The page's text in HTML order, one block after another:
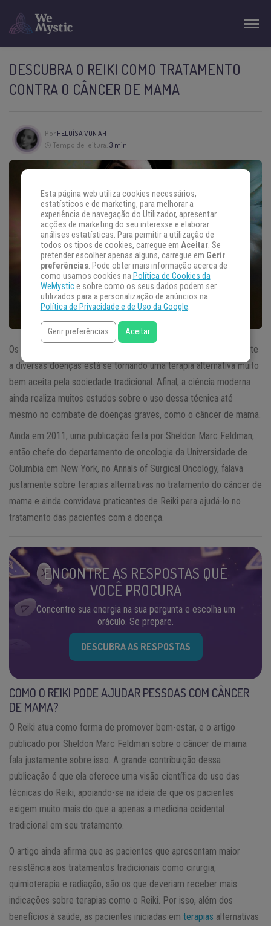
DESCUBRA O REIKI COMO TRATAMENTO
CONTRA O CÂNCER DE MAMA
Por HELOÍSA VON AH
Tempo de leitura: 3 min
Os benefícios do
para a saúde de modo geral e no combate
a diversas doenças está se tornando uma terapia alternativa muito
bem aceita pela sociedade tradicional. Afinal, a ciência moderna
ainda realiza muitos estudos sobre o uso dessa técnica até
mesmo no combate de doenças graves, como o câncer de mama.
Ainda em 2011, uma publicação feita por Sheldon Marc Feldman,
então chefe do departamento de oncologia da Universidade de
Columbia em New York, no Annals of Surgical Oncology, falava
justamente sobre terapias alternativas no tratamento do câncer de
mama e ainda convidava praticantes de Reiki para ajudá-lo no
tratamento das pacientes com a doença.
ENCONTRE AS RESPOSTAS QUE
VOCÊ PROCURA
Concentre sua energia na sua pergunta e escolha um
oráculo. Se prepare.
DESCUBRA AS RESPOSTAS
COMO O REIKI PODE AJUDAR PESSOAS COM CÂNCER
DE MAMA?
O Reiki atua como forma de promover bem-estar, e o artigo
publicado por Sheldon Marc Feldman sobre o câncer de mama
fala justamente sobre isso. A grande contribuição dessa
publicação é que ela oferece uma visão científica do uso das
técnicas do Reiki, apoiando-se na ideia de que os pacientes
exigem muito mais do que a apenas a medicina ocidental
tradicional em seu tratamento.
O artigo ainda afirma que as pacientes que apresentam maior
resistência aos tratamentos tradicionais como cirurgia,
quimioterapia e radiação, são os que deveriam receber mais
indicações sobre terapias como o Reiki. Por isso, além dos
benefícios à saúde, as pacientes iniciadas em terapias alternativas
Esta página web utiliza cookies necessários,
estatísticos e de marketing, para melhorar a
experiência de navegação do Utilizador, apresentar
acções de marketing do seu interesse e elaborar
análises estatísticas. Para permitir a utilização de
todos os tipos de cookies, carregue em Aceitar. Se
pretender escolher apenas alguns, carregue em Gerir
preferências. Pode obter mais informação acerca de
como usamos cookies na Política de Cookies da
WeMystice sobre como os seus dados podem ser
utilizados para a personalização de anúncios na
Política de Privacidade e de Uso da Google.
Gerir preferências Aceitar